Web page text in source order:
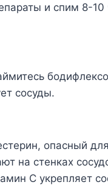
и спим 8-10
сосуды.
опасный для
на стенках
С укрепляет